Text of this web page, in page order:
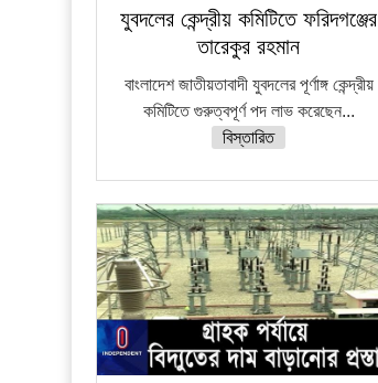
যুবদলের কেন্দ্রীয় কমিটিতে ফরিদগঞ্জের
তারেকুর রহমান
বাংলাদেশ জাতীয়তাবাদী যুবদলের পূর্ণাঙ্গ কেন্দ্রীয়
কমিটিতে গুরুত্বপূর্ণ পদ লাভ করেছেন...
বিস্তারিত